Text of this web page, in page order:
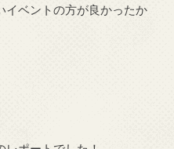
イベントの方が良かったか